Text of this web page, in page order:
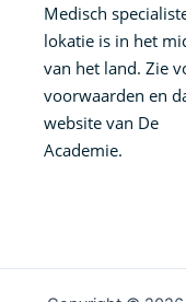
Medisch
lokatie is in het
van het land. Zie
voorwaarden en
website van De
Academie.